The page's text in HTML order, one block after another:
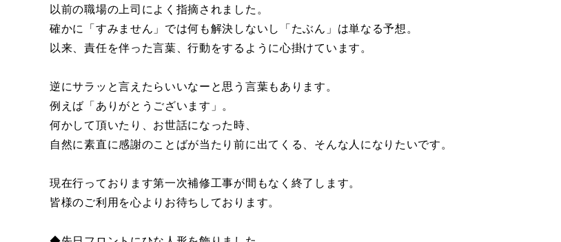
以前の職場の上司によく指摘されました。
確かに「すみません」では何も解決しないし「たぶん」は単なる予想。
以来、責任を伴った言葉、行動をするように心掛けています。
逆にサラッと言えたらいいなーと思う言葉もあります。
例えば「ありがとうございます」。
何かして頂いたり、お世話になった時、
自然に素直に感謝のことばが当たり前に出てくる、そんな人になりたいです。
現在行っております第一次補修工事が間もなく終了します。
皆様のご利用を心よりお待ちしております。